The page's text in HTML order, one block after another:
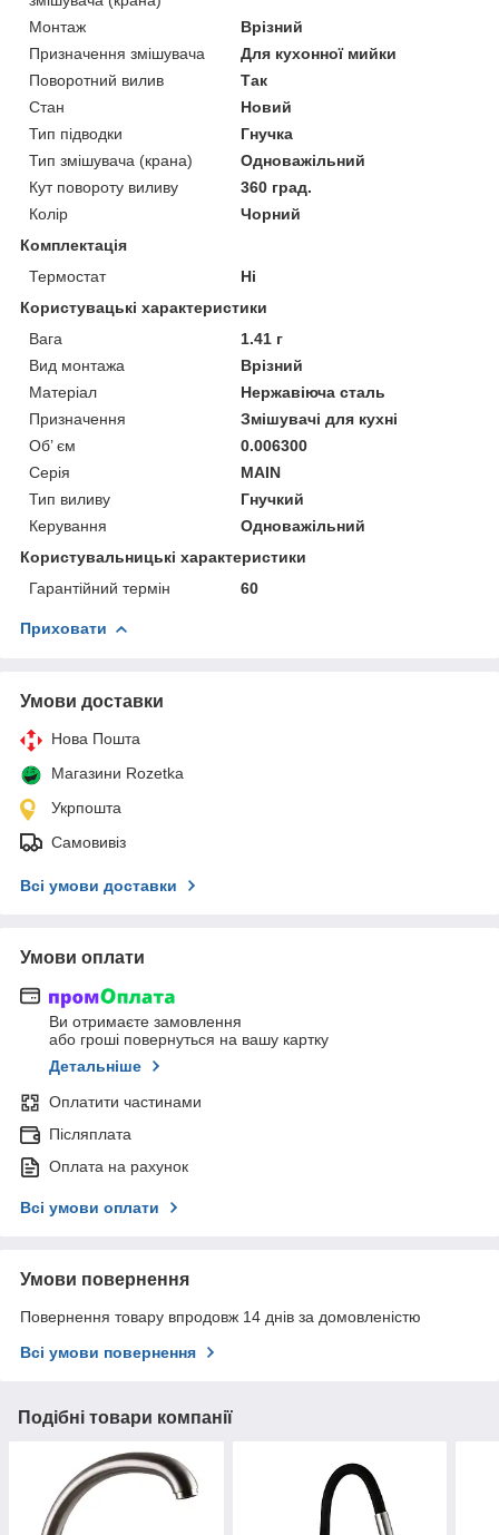
Монтаж
Врізний
Призначення змішувача
Для кухонної мийки
Поворотний вилив
Так
Стан
Новий
Тип підводки
Гнучка
Тип змішувача (крана)
Одноважільний
Кут повороту виливу
360 град.
Колір
Чорний
Комплектація
Термостат
Ні
Користувацькi характеристики
Вага
1.41 г
Вид монтажа
Врізний
Матеріал
Нержавіюча сталь
Призначення
Змішувачі для кухні
Об’ єм
0.006300
Серія
MAIN
Тип виливу
Гнучкий
Керування
Одноважільний
Користувальницькі характеристики
Гарантійний термін
60
Приховати
Умови доставки
Нова Пошта
Магазини Rozetka
Укрпошта
Самовивіз
Всі умови доставки
Умови оплати
Ви отримаєте замовлення
або гроші повернуться на вашу картку
Детальніше
Оплатити частинами
Післяплата
Оплата на рахунок
Всі умови оплати
Умови повернення
Повернення товару впродовж 14 днів за домовленістю
Всі умови повернення
Подібні товари компанії